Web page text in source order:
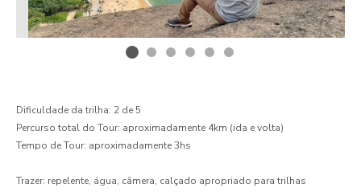
Dificuldade da trilha: 2 de 5
Percurso total do Tour: aproximadamente 4km (ida e volta)
Tempo de Tour: aproximadamente 3hs
Trazer: repelente, água, câmera, calçado apropriado para trilhas